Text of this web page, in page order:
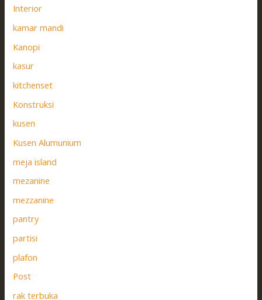
Interior
kamar mandi
Kanopi
kasur
kitchenset
Konstruksi
kusen
Kusen Alumunium
meja island
mezanine
mezzanine
pantry
partisi
plafon
Post
rak terbuka